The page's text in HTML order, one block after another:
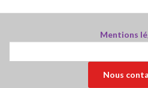
Mentions
Nous